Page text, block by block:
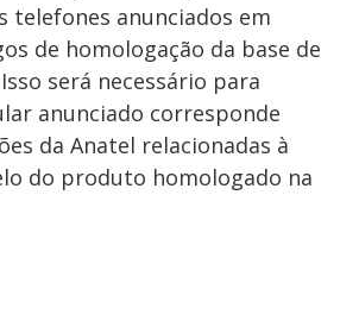
telefones anunciados em
de homologação da base de
será necessário para
anunciado corresponde
da Anatel relacionadas à
do produto homologado na